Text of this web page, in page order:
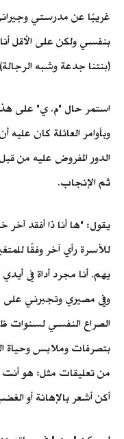
غريبًا عن مدرستي
بنفسي ولكن على الأقل
(بنتنا جدعة وشبه
استمر حال "م. ي" على
وبأوامر العائلة كان
الدور المفروض عليه من
ثم الإنجاب.
يقول: "ها أنا ذا أفقد آخر
للأسرة رأي آخر وفقًا
يهم. أنا مجرد أداة في
وفي مصيري وتجبرني على
الصراع النفسي لسنوات
بتصرفات وملابس وحياة
من تعليقات مثل: هو أنت
أكن أشعر بالإهانة أو